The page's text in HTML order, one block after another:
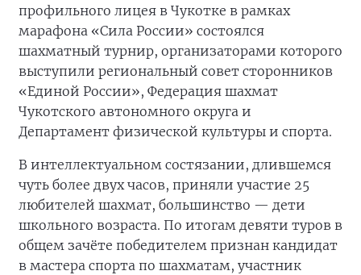
профильного лицея в Чукотке в рамках
марафона «Сила России» состоялся
шахматный турнир, организаторами которого
выступили региональный совет сторонников
«Единой России», Федерация шахмат
Чукотского автономного округа и
Департамент физической культуры и спорта.
В интеллектуальном состязании, длившемся
чуть более двух часов, приняли участие 25
любителей шахмат, большинство — дети
школьного возраста. По итогам девяти туров в
общем зачёте победителем признан кандидат
в мастера спорта по шахматам, участник